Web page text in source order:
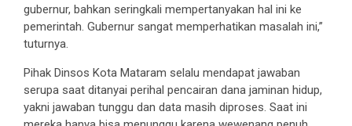
gubernur, bahkan seringkali mempertanyakan hal ini ke
pemerintah. Gubernur sangat memperhatikan masalah ini,”
tuturnya.
Pihak Dinsos Kota Mataram selalu mendapat jawaban
serupa saat ditanyai perihal pencairan dana jaminan hidup,
yakni jawaban tunggu dan data masih diproses. Saat ini